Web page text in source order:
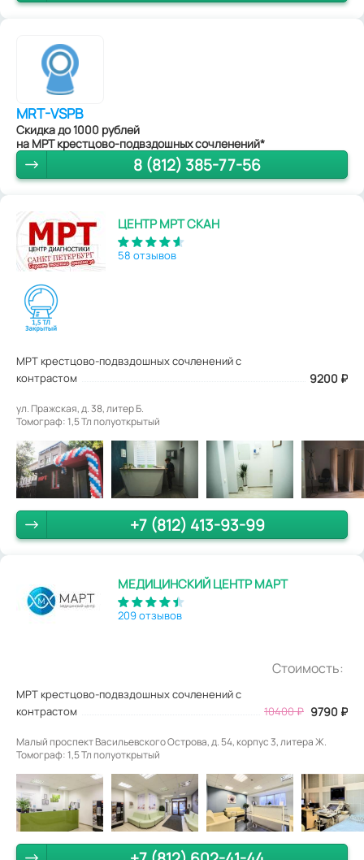
MRT-VSPB
Скидка до 1000 рублей
на МРТ крестцово-подвздошных сочленений*
8 (812) 385-77-56
ЦЕНТР МРТ СКАН
58 отзывов
МРТ крестцово-подвздошных сочленений с
контрастом
9200 ₽
ул. Пражская, д. 38, литер Б.
Томограф: 1,5 Тл полуоткрытый
+7 (812) 413-93-99
МЕДИЦИНСКИЙ ЦЕНТР МАРТ
209 отзывов
Стоимость:
МРТ крестцово-подвздошных сочленений с
контрастом
10400₽ 9790 ₽
Малый проспект Васильевского Острова, д. 54, корпус 3, литера Ж.
Томограф: 1,5 Тл полуоткрытый